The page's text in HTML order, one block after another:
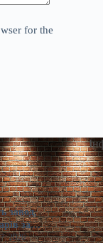
for the
завод,
за
2026